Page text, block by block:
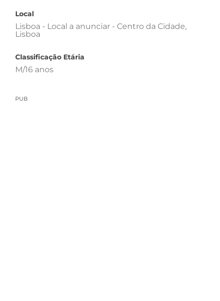
Local
Lisboa - Local a anunciar - Centro da Cidade,
Lisboa
Classificação Etária
M/16 anos
PUB